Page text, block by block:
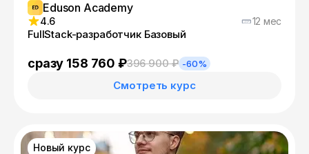
Eduson Academy
4.6 12 мес
FullStack-разработчик Базовый
сразу 158 760 ₽396 900 ₽ -60%
Смотреть курс
Новый курс